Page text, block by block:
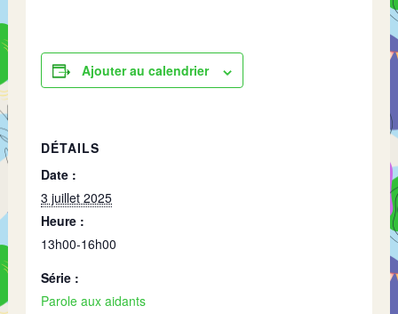
Ajouter au calendrier
DÉTAILS
Date :
3 juillet 2025
Heure :
13h00-16h00
Série :
Parole aux aidants